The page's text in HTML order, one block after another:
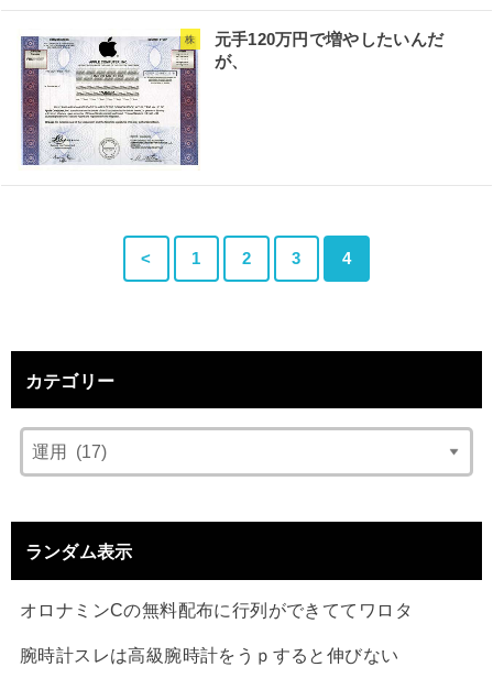
株
元手120万円で増やしたいんだ
が、
< 1 2 3 4
カテゴリー
ランダム表示
オロナミンCの無料配布に行列ができててワロタ
腕時計スレは高級腕時計をうｐすると伸びない